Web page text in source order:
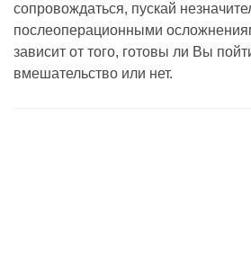
сопровождаться, пускай
послеоперационными
зависит от того, готовы ли Вы
вмешательство или нет.